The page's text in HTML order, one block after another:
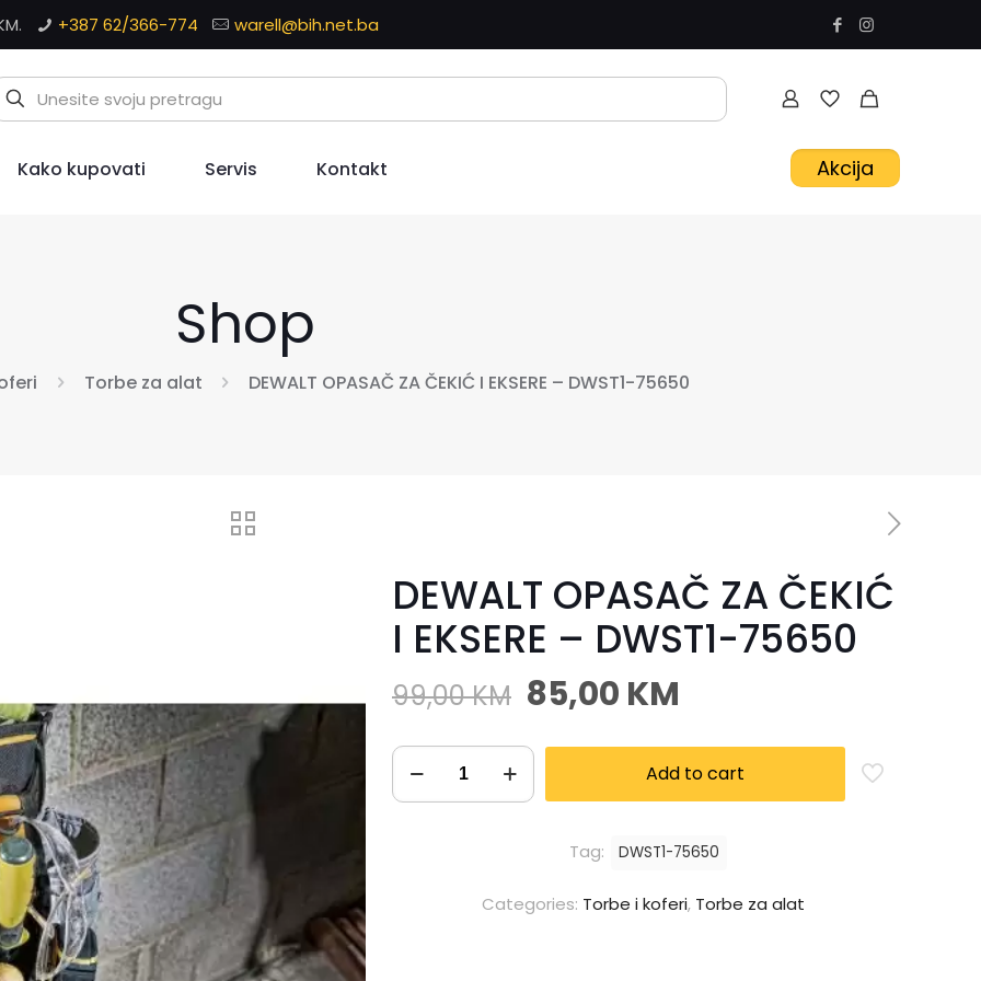
+387 62/366-774 warell@bih.net.ba
Kako kupovati Servis Kontakt Akcija
Shop
Torbe za alat DEWALT OPASAČ ZA ČEKIĆ I EKSERE – DWST1-75650
DEWALT OPASAČ ZA ČEKIĆ
I EKSERE – DWST1-75650
99,00KM 85,00 KM
Add to cart
Categories: Torbe i koferi, Torbe za alat
Tag: DWST1-75650